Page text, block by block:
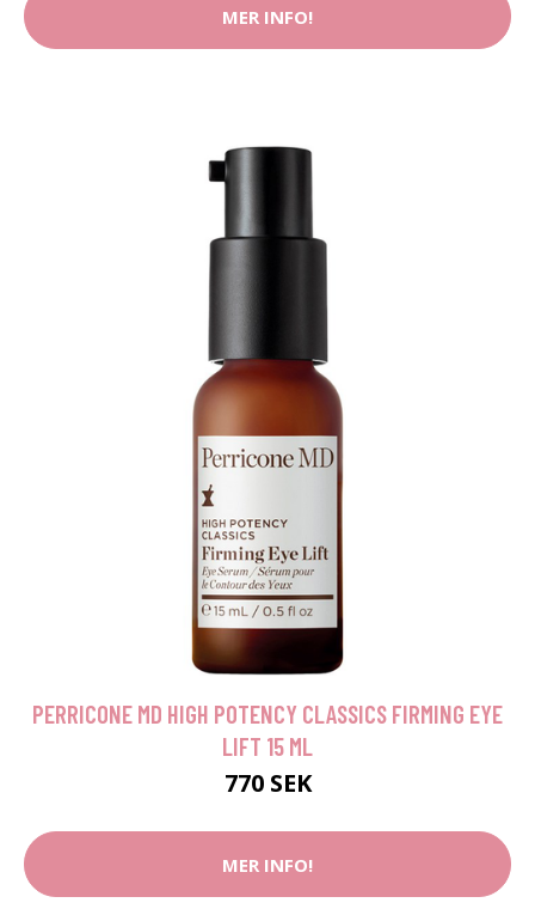
MER INFO!
PERRICONE MD HIGH POTENCY CLASSICS FIRMING EYE
LIFT 15 ML
770 SEK
MER INFO!